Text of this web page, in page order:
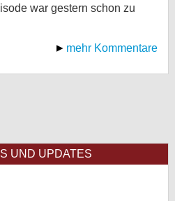
war gestern schon zu
mehr Kommentare
UND UPDATES